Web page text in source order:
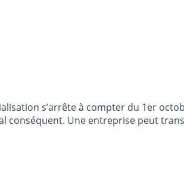
s’arrête à compter du 1er
conséquent. Une entreprise peut